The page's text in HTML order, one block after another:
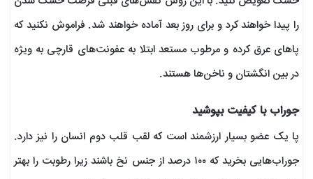
را پیدا خواهند کرد و برای روز بعد آماده خواهند شد. فراموش نکنید که
پاهای عرق کرده و مرطوب مستعد ابتلا به عفونت‌های قارچی به ویژه
در بین انگشتان و ناخن‌ها هستند.
جوراب با کیفیت بپوشید
پا یک عضو بسیار ارزشمند است که لقب قلب دوم انسان را نیز دارد.
جوراب‌هایی بخرید که ۱۰۰ درصد از جنس نخ باشند زیرا رطوبت را بهتر